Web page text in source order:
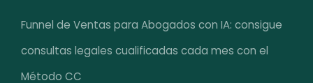
Funnel de Ventas para Abogados con IA: consigue
consultas legales cualificadas cada mes con el
Método CC